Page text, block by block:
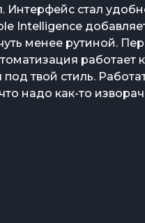
Интерфейс стал
Intelligence
менее рутиной.
работает
под твой стиль.
надо как-то